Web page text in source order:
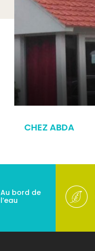
CHEZ ABDA
Au bord de
l’eau